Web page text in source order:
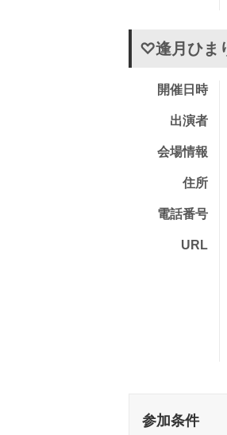
♡逢月ひま
開催日時
出演者
会場情報
住所
電話番号
URL
参加条件